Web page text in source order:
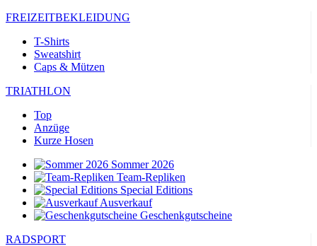
FREIZEITBEKLEIDUNG
T-Shirts
Sweatshirt
Caps & Mützen
TRIATHLON
Top
Anzüge
Kurze Hosen
Sommer 2026
Team-Repliken
Special Editions
Ausverkauf
Geschenkgutscheine
RADSPORT